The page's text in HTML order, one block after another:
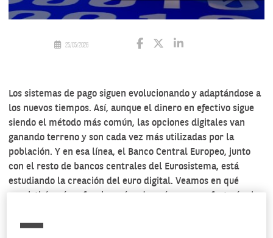
25/05/2026
Los sistemas de pago siguen evolucionando y adaptándose a
los nuevos tiempos. Así, aunque el dinero en efectivo sigue
siendo el método más común, las opciones digitales van
ganando terreno y son cada vez más utilizadas por la
población. Y en esa línea, el Banco Central Europeo, junto
con el resto de bancos centrales del Eurosistema, está
estudiando la creación del euro digital. Veamos en qué